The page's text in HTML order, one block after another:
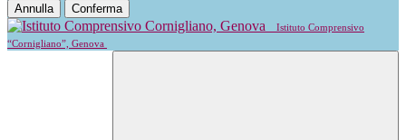
Annulla Conferma
Istituto Comprensivo
“Cornigliano”, Genova